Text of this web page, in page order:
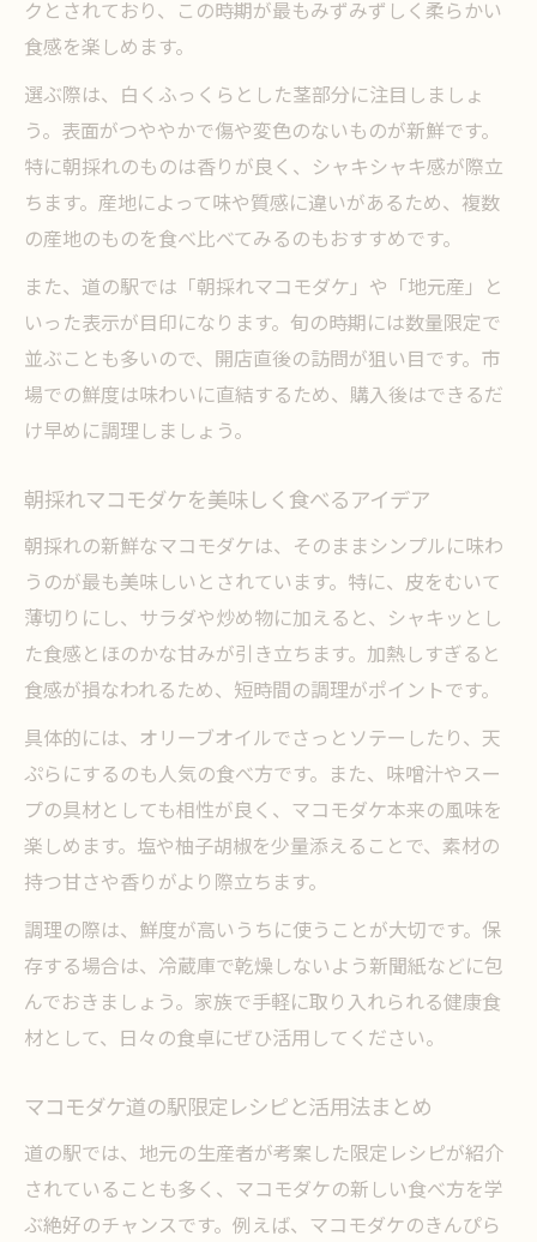
クとされており、この時期が最もみずみずしく柔らかい
食感を楽しめます。
選ぶ際は、白くふっくらとした茎部分に注目しましょ
う。表面がつややかで傷や変色のないものが新鮮です。
特に朝採れのものは香りが良く、シャキシャキ感が際立
ちます。産地によって味や質感に違いがあるため、複数
の産地のものを食べ比べてみるのもおすすめです。
また、道の駅では「朝採れマコモダケ」や「地元産」と
いった表示が目印になります。旬の時期には数量限定で
並ぶことも多いので、開店直後の訪問が狙い目です。市
場での鮮度は味わいに直結するため、購入後はできるだ
け早めに調理しましょう。
朝採れマコモダケを美味しく食べるアイデア
朝採れの新鮮なマコモダケは、そのままシンプルに味わ
うのが最も美味しいとされています。特に、皮をむいて
薄切りにし、サラダや炒め物に加えると、シャキッとし
た食感とほのかな甘みが引き立ちます。加熱しすぎると
食感が損なわれるため、短時間の調理がポイントです。
具体的には、オリーブオイルでさっとソテーしたり、天
ぷらにするのも人気の食べ方です。また、味噌汁やスー
プの具材としても相性が良く、マコモダケ本来の風味を
楽しめます。塩や柚子胡椒を少量添えることで、素材の
持つ甘さや香りがより際立ちます。
調理の際は、鮮度が高いうちに使うことが大切です。保
存する場合は、冷蔵庫で乾燥しないよう新聞紙などに包
んでおきましょう。家族で手軽に取り入れられる健康食
材として、日々の食卓にぜひ活用してください。
マコモダケ道の駅限定レシピと活用法まとめ
道の駅では、地元の生産者が考案した限定レシピが紹介
されていることも多く、マコモダケの新しい食べ方を学
ぶ絶好のチャンスです。例えば、マコモダケのきんぴら